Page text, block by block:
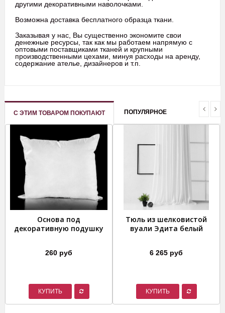
другими декоративными наволочками.
Возможна доставка бесплатного образца ткани.
Заказывая у нас, Вы существенно экономите свои
денежные ресурсы, так как мы работаем напрямую с
оптовыми поставщиками тканей и крупными
производственными цехами, минуя расходы на аренду,
содержание ателье, дизайнеров и т.п.
С ЭТИМ ТОВАРОМ ПОКУПАЮТ ПОПУЛЯРНОЕ
Основа под
декоративную подушку
260 руб
КУПИТЬ
Тюль из шелковистой
вуали Эдита белый
6 265 руб
КУПИТЬ